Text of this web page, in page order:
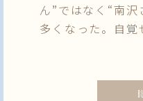
ん”ではなく“南
多くなった。自覚